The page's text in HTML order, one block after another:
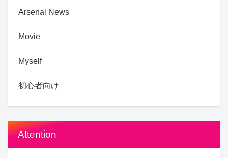
Arsenal News
Movie
Myself
初心者向け
Attention